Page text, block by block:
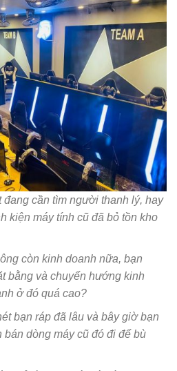
đang cần tìm người thanh lý, hay
kiện máy tính cũ đã bỏ tồn kho
còn kinh doanh nữa, bạn
bằng và chuyển hướng kinh
ở đó quá cao?
bạn ráp đã lâu và bây giờ bạn
bán dòng máy cũ đó đi để bù